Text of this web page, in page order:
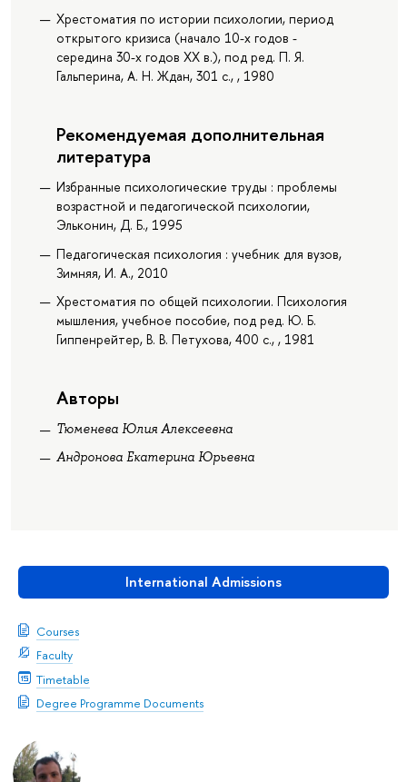
International Admissions
Courses
Faculty
Timetable
Degree Programme Documents
Хрестоматия по истории психологии, период
открытого кризиса (начало 10-х годов -
середина 30-х годов XX в.), под ред. П. Я.
Гальперина, А. Н. Ждан, 301 с., , 1980
Рекомендуемая дополнительная
литература
Избранные психологические труды : проблемы
возрастной и педагогической психологии,
Эльконин, Д. Б., 1995
Педагогическая психология : учебник для вузов,
Зимняя, И. А., 2010
Хрестоматия по общей психологии. Психология
мышления, учебное пособие, под ред. Ю. Б.
Гиппенрейтер, В. В. Петухова, 400 с., , 1981
Авторы
Тюменева Юлия Алексеевна
Андронова Екатерина Юрьевна